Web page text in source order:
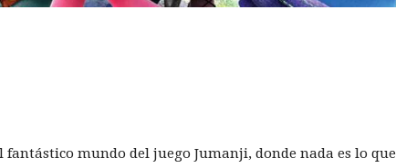
mundo del juego Jumanji, donde nada es lo que